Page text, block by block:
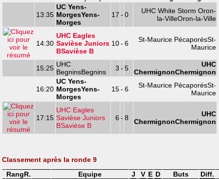
13:35
UC Yens-
MorgesYens-
Morges
17 - 0
UHC White Storm Oron-
la-VilleOron-la-Ville
14:30
UHC Eagles
Savièse Juniors
BSavièse B
10- 6 St-Maurice PécaporésSt-
Maurice
15:25 UHC
BegninsBegnins 3 - 5
UHC
ChermignonChermignon
16:20
UC Yens-
MorgesYens-
Morges
15- 6 St-Maurice PécaporésSt-
Maurice
17:15
UHC Eagles
Savièse Juniors
BSavièse B
6 - 8
UHC
ChermignonChermignon
Classement après la ronde 9
RangR. Equipe J V E D Buts Diff.